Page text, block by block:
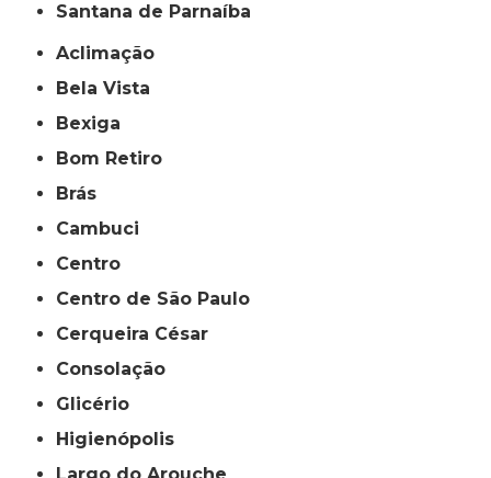
Santana de Parnaíba
Aclimação
Bela Vista
Bexiga
Bom Retiro
Brás
Cambuci
Centro
Centro de São Paulo
Cerqueira César
Consolação
Glicério
Higienópolis